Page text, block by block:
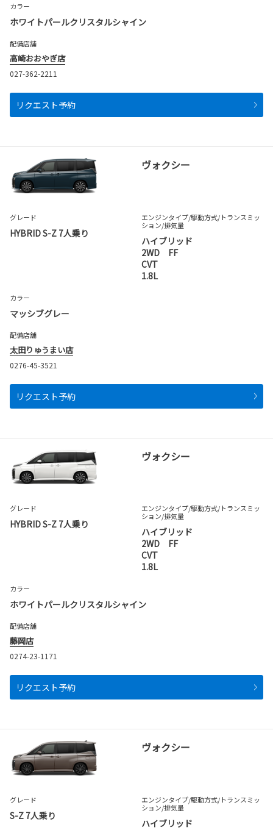
カラー
ホワイトパールクリスタルシャイン
配備店舗
高崎おおやぎ店
027-362-2211
リクエスト予約
ヴォクシー
グレード
HYBRID S-Z 7人乗り
エンジンタイプ/駆動方式/トランスミッ
ション/排気量
ハイブリッド
2WD FF
CVT
1.8L
カラー
マッシブグレー
配備店舗
太田りゅうまい店
0276-45-3521
リクエスト予約
ヴォクシー
グレード
HYBRID S-Z 7人乗り
エンジンタイプ/駆動方式/トランスミッ
ション/排気量
ハイブリッド
2WD FF
CVT
1.8L
カラー
ホワイトパールクリスタルシャイン
配備店舗
藤岡店
0274-23-1171
リクエスト予約
ヴォクシー
グレード
S-Z 7人乗り
エンジンタイプ/駆動方式/トランスミッ
ション/排気量
ハイブリッド